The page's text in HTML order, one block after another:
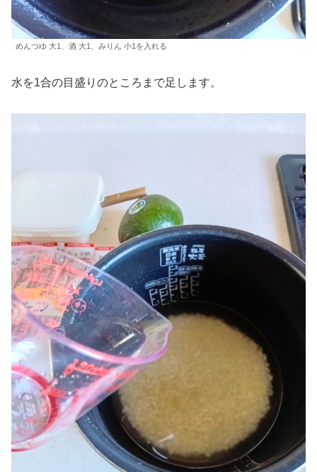
めんつゆ 大1、酒 大1、みりん 小1を入れる
水を1合の目盛りのところまで足します。